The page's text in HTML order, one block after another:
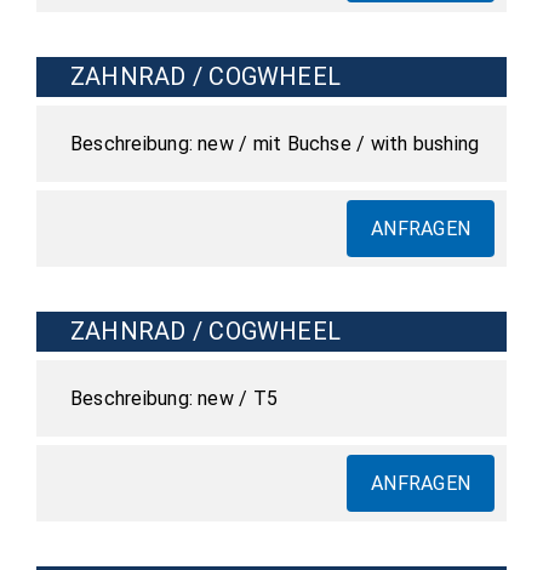
ZAHNRAD / COGWHEEL
new / mit Buchse / with bushing
ANFRAGEN
ZAHNRAD / COGWHEEL
new / T5
ANFRAGEN